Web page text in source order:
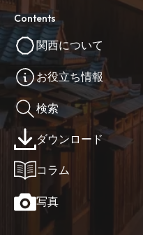
Contents
関西について
お役立ち情報
検索
ダウンロード
コラム
写真